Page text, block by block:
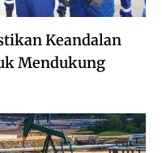
Keandalan
Mendukung